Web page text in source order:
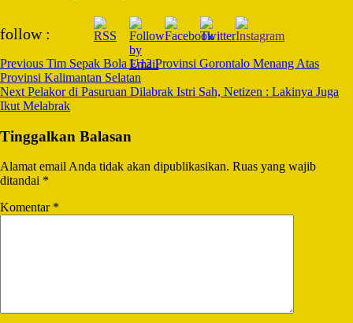
follow :
Navigation
Previous Tim Sepak Bola U12 Provinsi Gorontalo Menang Atas
Provinsi Kalimantan Selatan
Next Pelakor di Pasuruan Dilabrak Istri Sah, Netizen : Lakinya Juga
Ikut Melabrak
Tinggalkan Balasan
Alamat email Anda tidak akan dipublikasikan. Ruas yang wajib
ditandai *
Komentar *